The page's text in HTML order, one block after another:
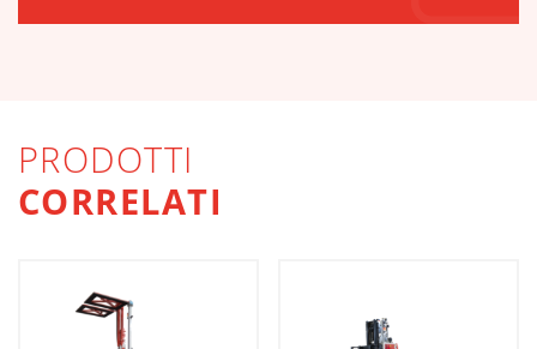
PRODOTTI
CORRELATI